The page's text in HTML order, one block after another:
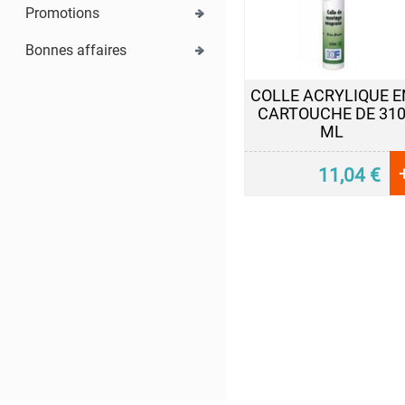
Promotions
Bonnes affaires
COLLE ACRYLIQUE
CARTOUCHE DE 310
ML
11,04€
Etiquettes
Nettoyant